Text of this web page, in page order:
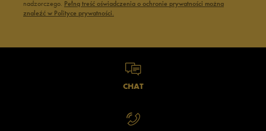
nadzorczego. Pełną treść oświadczenia o ochronie prywatności można
znaleźć w Polityce prywatności.
CHAT